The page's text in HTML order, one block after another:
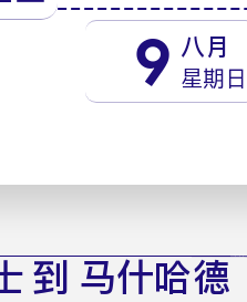
9 八月
星期日
到 马什哈德